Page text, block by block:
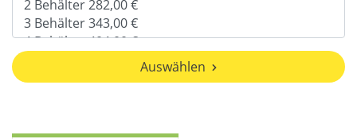
Auswählen